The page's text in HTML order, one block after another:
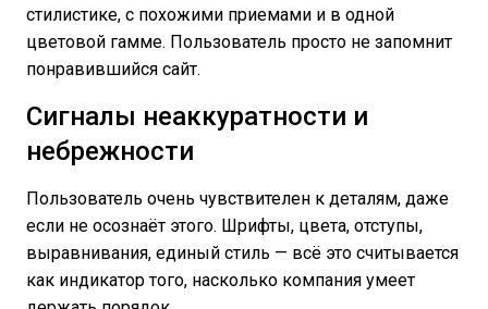
стилистике, с похожими приемами и в одной
цветовой гамме. Пользователь просто не запомнит
понравившийся сайт.
Сигналы неаккуратности и
небрежности
Пользователь очень чувствителен к деталям, даже
если не осознаёт этого. Шрифты, цвета, отступы,
выравнивания, единый стиль — всё это считывается
как индикатор того, насколько компания умеет